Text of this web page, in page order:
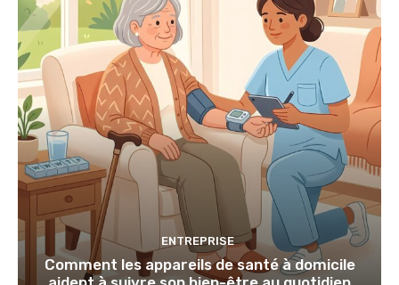
ENTREPRISE
Comment les appareils de santé à domicile